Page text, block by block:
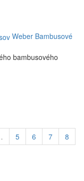
Weber Bambusové
bambusového
5 6 7
8